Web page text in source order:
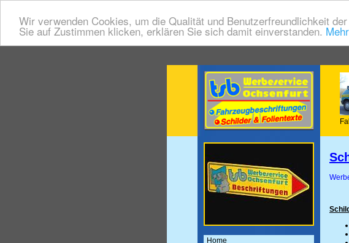
Wir verwenden Cookies, um die Qualität und Benutzerfreundlichkeit
Sie auf Zustimmen klicken, erklären Sie sich damit einverstanden.
Home